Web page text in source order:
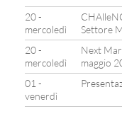
20 -
mercoledì
Settore
20 -
mercoledì
Next
maggio
01 -
venerdì